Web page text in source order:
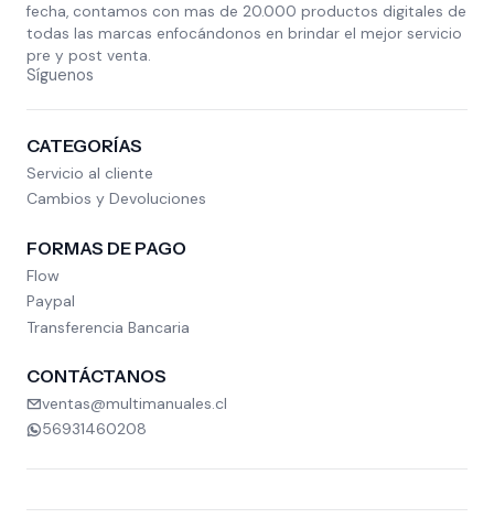
fecha, contamos con mas de 20.000 productos digitales de
todas las marcas enfocándonos en brindar el mejor servicio
pre y post venta.
Síguenos
CATEGORÍAS
Servicio al cliente
Cambios y Devoluciones
FORMAS DE PAGO
Flow
Paypal
Transferencia Bancaria
CONTÁCTANOS
ventas@multimanuales.cl
56931460208